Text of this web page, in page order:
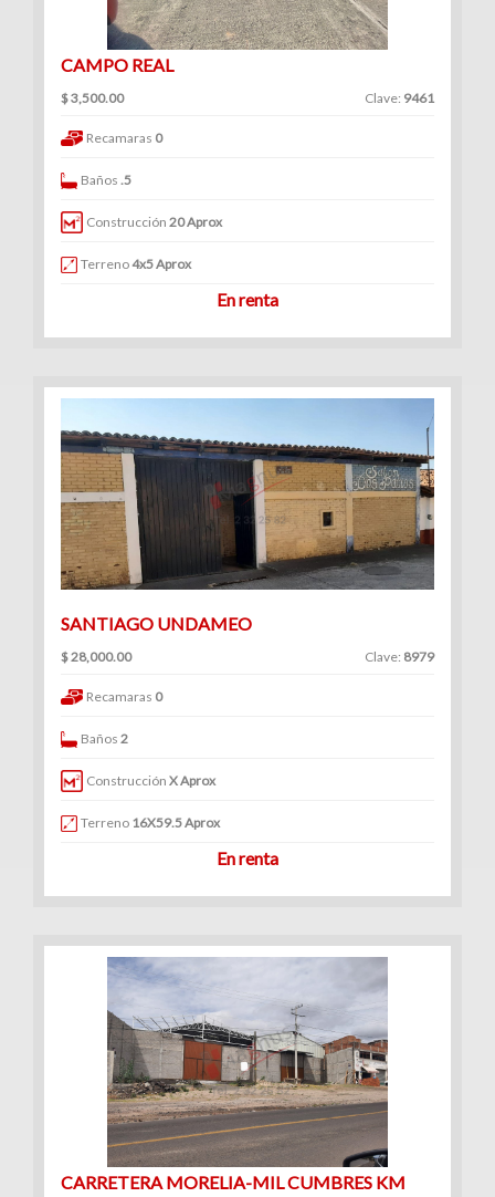
CAMPO REAL
$ 3,500.00 Clave: 9461
Recamaras 0
Baños.5
Construcción 20 Aprox
Terreno4x5 Aprox
En renta
SANTIAGO UNDAMEO
$ 28,000.00 Clave: 8979
Recamaras 0
Baños2
Construcción X Aprox
Terreno 16X59.5 Aprox
En renta
CARRETERA MORELIA-MIL CUMBRES KM